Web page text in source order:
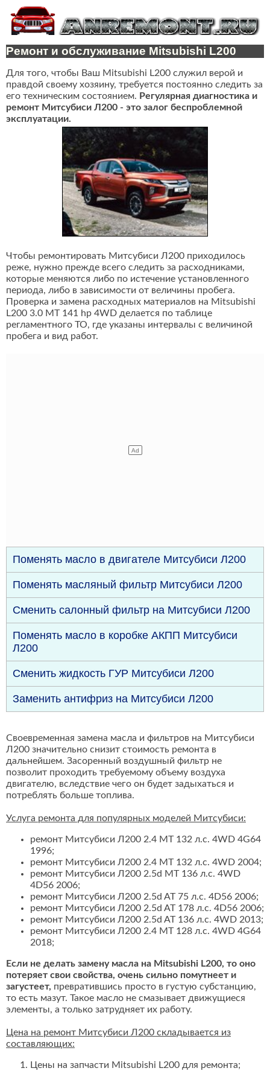
Ремонт и обслуживание Mitsubishi L200
Для того, чтобы Ваш Mitsubishi L200 служил верой и
правдой своему хозяину, требуется постоянно следить за
его техническим состоянием. Регулярная диагностика и
ремонт Митсубиси Л200 - это залог беспроблемной
эксплуатации.
Чтобы ремонтировать Митсубиси Л200 приходилось
реже, нужно прежде всего следить за расходниками,
которые меняются либо по истечение установленного
периода, либо в зависимости от величины пробега.
Проверка и замена расходных материалов на Mitsubishi
L200 3.0 MT 141 hp 4WD делается по таблице
регламентного ТО, где указаны интервалы с величиной
пробега и вид работ.
Поменять масло в двигателе Митсубиси Л200
Поменять масляный фильтр Митсубиси Л200
Сменить салонный фильтр на Митсубиси Л200
Поменять масло в коробке АКПП Митсубиси
Л200
Сменить жидкость ГУР Митсубиси Л200
Заменить антифриз на Митсубиси Л200
Своевременная замена масла и фильтров на Митсубиси
Л200 значительно снизит стоимость ремонта в
дальнейшем. Засоренный воздушный фильтр не
позволит проходить требуемому объему воздуха
двигателю, вследствие чего он будет задыхаться и
потреблять больше топлива.
Услуга ремонта для популярных моделей Митсубиси:
ремонт Митсубиси Л200 2.4 MT 132 л.с. 4WD 4G64
1996;
ремонт Митсубиси Л200 2.4 MT 132 л.с. 4WD 2004;
ремонт Митсубиси Л200 2.5d MT 136 л.с. 4WD
4D56 2006;
ремонт Митсубиси Л200 2.5d AT 75 л.с. 4D56 2006;
ремонт Митсубиси Л200 2.5d AT 178 л.с. 4D56 2006;
ремонт Митсубиси Л200 2.5d AT 136 л.с. 4WD 2013;
ремонт Митсубиси Л200 2.4 MT 128 л.с. 4WD 4G64
2018;
Если не делать замену масла на Mitsubishi L200, то оно
потеряет свои свойства, очень сильно помутнеет и
загустеет, превратившись просто в густую субстанцию,
то есть мазут. Такое масло не смазывает движущиеся
элементы, а только затрудняет их работу.
Цена на ремонт Митсубиси Л200 складывается из
составляющих:
Цены на запчасти Mitsubishi L200 для ремонта;